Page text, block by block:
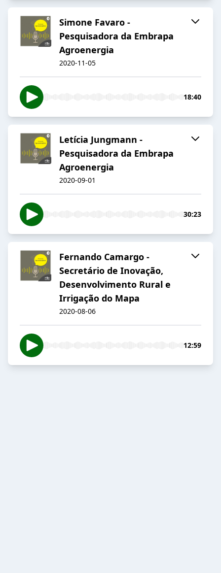
Simone Favaro -
Pesquisadora da Embrapa
Agroenergia
2020-11-05
18:40
Letícia Jungmann -
Pesquisadora da Embrapa
Agroenergia
2020-09-01
30:23
Fernando Camargo -
Secretário de Inovação,
Desenvolvimento Rural e
Irrigação do Mapa
2020-08-06
12:59